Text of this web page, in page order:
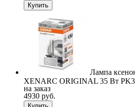
Купить
Лампа
XENARC ORIGINAL 35 Вт
на заказ
4930 руб.